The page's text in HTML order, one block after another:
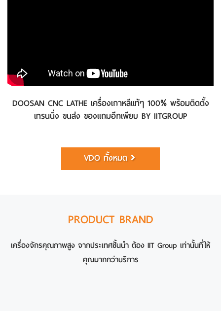
DOOSAN CNC LATHE เครื่องเกาหลีแท้ๆ 100% พร้อมติดตั้ง
เทรนนิ่ง ขนส่ง ของแถมอีกเพียบ BY IITGROUP
VDO ทั้งหมด
PRODUCT BRAND
เครื่องจักรคุณภาพสูง จากประเทศชั้นนำ ต้อง IIT Group เท่านั้นที่ให้
คุณมากกว่าบริการ